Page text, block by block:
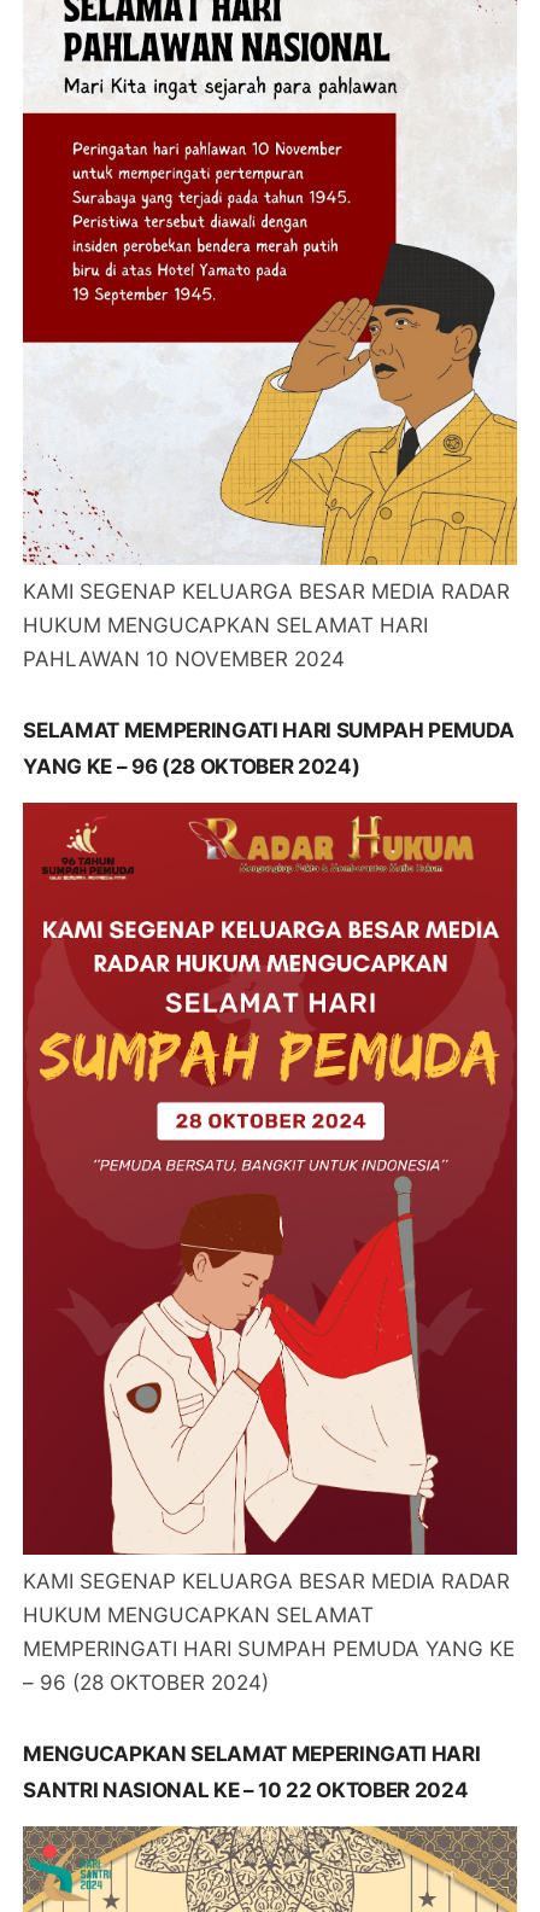
KAMI SEGENAP KELUARGA BESAR MEDIA RADAR
HUKUM MENGUCAPKAN SELAMAT HARI
PAHLAWAN 10 NOVEMBER 2024
SELAMAT MEMPERINGATI HARI SUMPAH PEMUDA
YANG KE – 96 (28 OKTOBER 2024)
KAMI SEGENAP KELUARGA BESAR MEDIA RADAR
HUKUM MENGUCAPKAN SELAMAT
MEMPERINGATI HARI SUMPAH PEMUDA YANG KE
– 96 (28 OKTOBER 2024)
MENGUCAPKAN SELAMAT MEPERINGATI HARI
SANTRI NASIONAL KE – 10 22 OKTOBER 2024